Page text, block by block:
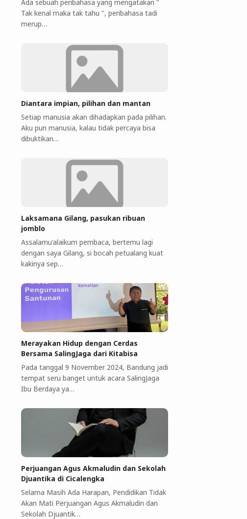
Ada sebuah peribahasa yang mengatakan "
Tak kenal maka tak tahu ", peribahasa tadi
merup…
Diantara impian, pilihan dan mantan
Setiap manusia akan dihadapkan pada pilihan.
Aku pun manusia, kalau tidak percaya bisa
dibuktikan…
Laksamana Gilang, pasukan ribuan
jomblo
Assalamu'alaikum pembaca, bertemu lagi
dengan saya Gilang, si bocah petualang kuat
kakinya sep…
Merayakan Hidup dengan Cerdas
Bersama SalingJaga dari Kitabisa
Pada tanggal 9 November 2024, Bandung jadi
tempat seru banget untuk acara SalingJaga
Ibu Berdaya ya…
Perjuangan Agus Akmaludin dan Sekolah
Djuantika di Cicalengka
Selama Masih Ada Harapan, Pendidikan Tidak
Akan Mati Perjuangan Agus Akmaludin dan
Sekolah Djuantik…